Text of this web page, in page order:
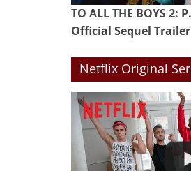
TO ALL THE BOYS 2:
Official Sequel
Netflix Original